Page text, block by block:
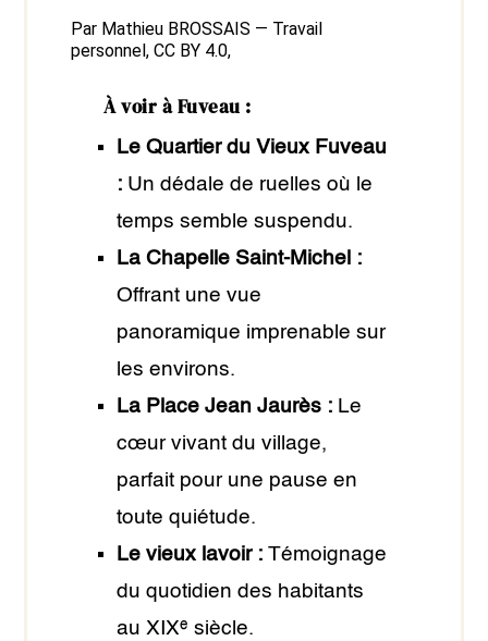
Par Mathieu BROSSAIS — Travail
personnel,CC BY 4.0,
À voir à Fuveau :
Le Quartier du Vieux Fuveau
: Un dédale de ruelles où le
temps semble suspendu.
La Chapelle Saint-Michel :
Offrant une vue
panoramique imprenable sur
les environs.
La Place Jean Jaurès : Le
cœur vivant du village,
parfait pour une pause en
toute quiétude.
Le vieux lavoir : Témoignage
du quotidien des habitants
au XIXᵉ siècle.